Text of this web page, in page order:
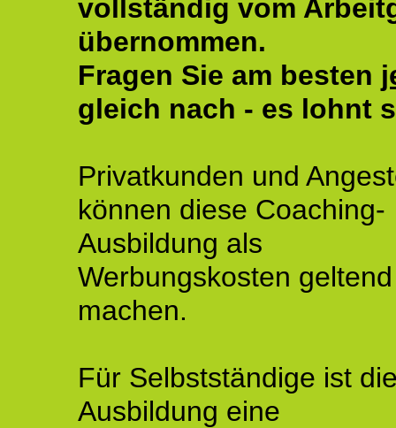
vollständig vom
übernommen.
Fragen Sie am besten
gleich nach - es lohnt
Privatkunden und
können diese Coaching-
Ausbildung als
Werbungskosten geltend
machen.
Für Selbstständige ist
Ausbildung eine